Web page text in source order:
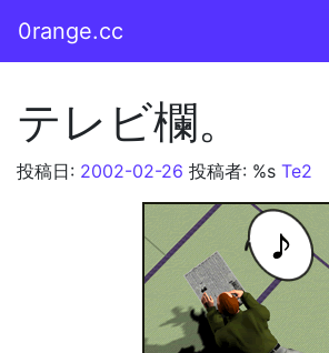
メインナビゲーシ
0range.cc
テレビ欄。
投稿日: 2002-02-26 投稿者: %s Te2